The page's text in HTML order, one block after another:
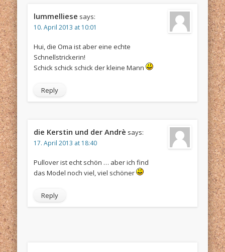
lummelliese says:
10. April 2013 at 10:01
Hui, die Oma ist aber eine echte
Schnellstrickerin!
Schick schick schick der kleine Mann
Reply
die Kerstin und der Andrè says:
17. April 2013 at 18:40
Pullover ist echt schön … aber ich find
das Model noch viel, viel schöner
Reply